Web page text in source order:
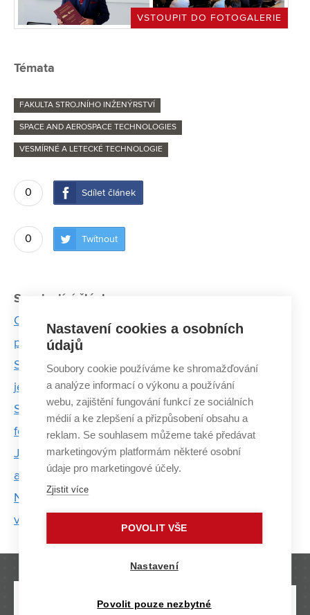
VSTOUPIT DO FOTOGALERIE
Témata
FAKULTA STROJNÍHO INŽENÝRSTVÍ
SPACE AND AEROSPACE TECHNOLOGIES
VESMÍRNÉ A LETECKÉ TECHNOLOGIE
0 Sdílet článek
0 Twítnout
Související články:
Ondřejova kariéra vedla od stáže v kosmickém
průmyslu až do ESA
Studentská formule Dragon 5 má revoluční motor:
jednoválcový přeplňovaný turbodmychadlem
Student VUT dělal porotce na mistrovství světa
formulí v Singapuru
Jaroslav Pokluda: O slonech na diamantové niti
aneb O setkání teorie s praxí
Na strojní fakultě umí využít energii z brzdění
vozidla
Nastavení cookies a osobních
údajů
Soubory cookie používáme ke shromažďování
a analýze informací o výkonu a používání
webu, zajištění fungování funkcí ze sociálních
médií a ke zlepšení a přizpůsobení obsahu a
reklam. Se souhlasem můžeme také předávat
marketingovým platformám některé osobní
údaje pro marketingové účely.
Zjistit více
POVOLIT VŠE
Nastavení
Povolit pouze nezbytné